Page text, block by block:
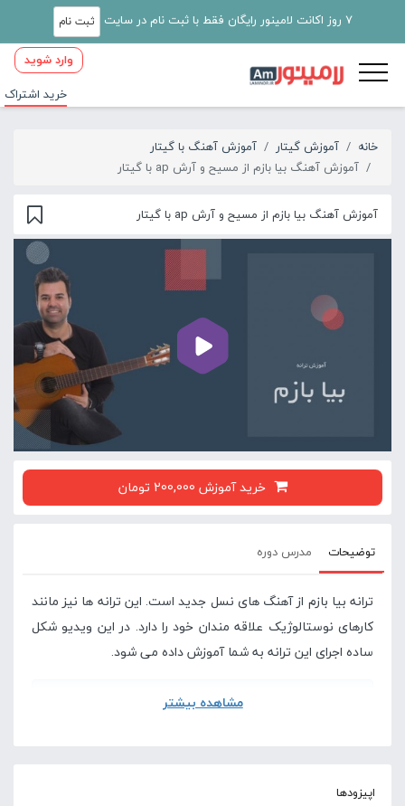
7 روز اکانت لامینور رایگان فقط با ثبت نام در سایت ثبت نام
وارد شوید
خرید اشتراک
خانه آموزش گیتار
آموزش آهنگ با گیتار
آموزش آهنگ بیا بازم از مسیح و آرش ap با گیتار
آموزش آهنگ بیا بازم از مسیح و آرش ap با گیتار
00:00
خرید آموزش 200,000 تومان
توضیحات مدرس دوره
ترانه بیا بازم از آهنگ های نسل جدید است. این ترانه ها نیز مانند
کارهای نوستالوژیک علاقه مندان خود را دارد. در این ویدیو شکل
ساده اجرای این ترانه به شما آموزش داده می شود.
در صورتی که این آموزش برای شما سخت است پیشنهاد
مشاهده بیشتر
اپیزودها